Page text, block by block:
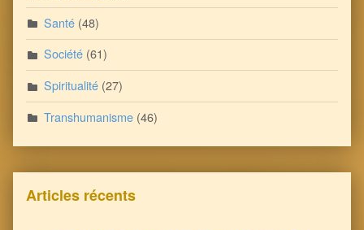
Santé (48)
Société (61)
Spiritualité (27)
Transhumanisme (46)
Articles récents